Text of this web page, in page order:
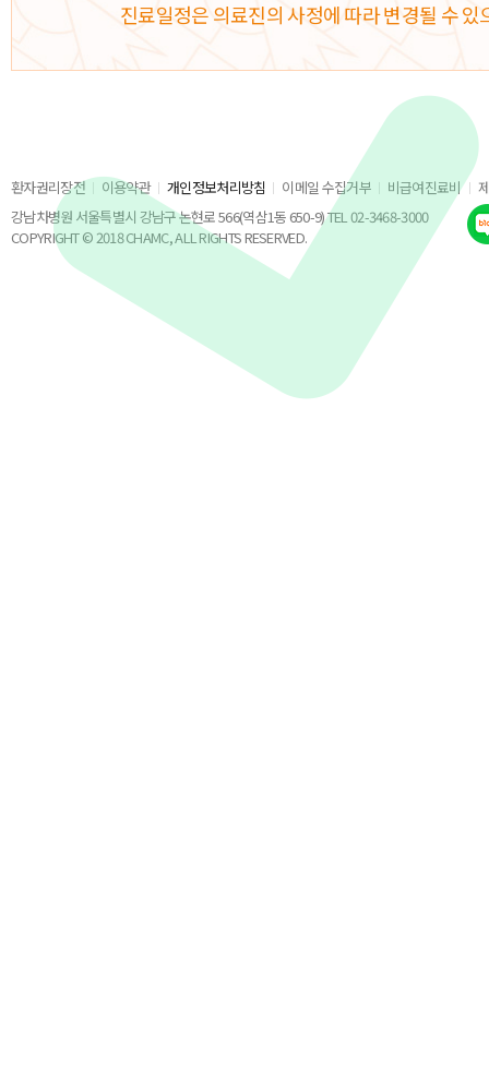
진료일정은 의료진의 사정에 따라 변경될 수
환자권리장전 이용약관 개인정보처리방침 이메일 수집거부 비급여진료비
강남차병원 서울특별시 강남구 논현로 566(역삼1동 650-9) TEL 02-3468-3000
COPYRIGHT © 2018 CHAMC, ALL RIGHTS RESERVED.